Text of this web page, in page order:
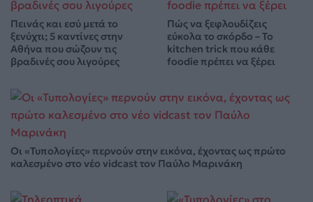
Πεινάς και εσύ μετά το
ξενύχτι; 5 καντίνες στην
Αθήνα που σώζουν τις
βραδινές σου λιγούρες
Πώς να ξεφλουδίζεις
εύκολα το σκόρδο – Το
kitchen trick που κάθε
foodie πρέπει να ξέρει
Οι «Τυπολογίες» περνούν στην εικόνα, έχοντας ως πρώτο
καλεσμένο στο νέο vidcast τον Παύλο Μαρινάκη